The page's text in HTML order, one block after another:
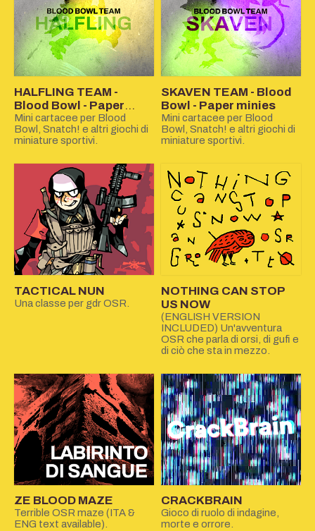
HALFLING TEAM -
Blood Bowl - Paper
minies
Mini cartacee per Blood
Bowl, Snatch! e altri giochi di
miniature sportivi.
SKAVEN TEAM - Blood
Bowl - Paper minies
Mini cartacee per Blood
Bowl, Snatch! e altri giochi di
miniature sportivi.
TACTICAL NUN
Una classe per gdr OSR.
NOTHING CAN STOP
US NOW
(ENGLISH VERSION
INCLUDED) Un'avventura
OSR che parla di orsi, di gufi e
di ciò che sta in mezzo.
ZE BLOOD MAZE
Terrible OSR maze (ITA &
ENG text available).
CRACKBRAIN
Gioco di ruolo di indagine,
morte e orrore.